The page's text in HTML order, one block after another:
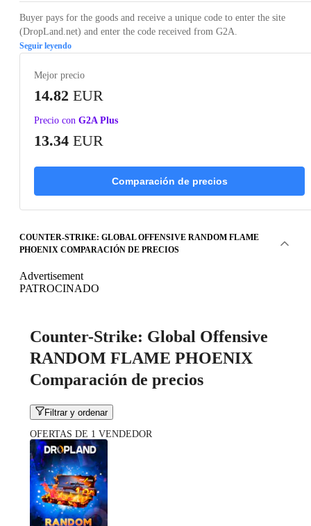
Buyer pays for the goods and receive a unique code to enter the site
(DropLand.net) and enter the code received from G2A.
Seguir leyendo
Mejor precio
14.82 EUR
Precio con G2A Plus
13.34 EUR
Comparación de precios
COUNTER-STRIKE: GLOBAL OFFENSIVE RANDOM FLAME
PHOENIX COMPARACIÓN DE PRECIOS
Advertisement
PATROCINADO
Counter-Strike: Global Offensive
RANDOM FLAME PHOENIX
Comparación de precios
Filtrar y ordenar
OFERTAS DE 1 VENDEDOR